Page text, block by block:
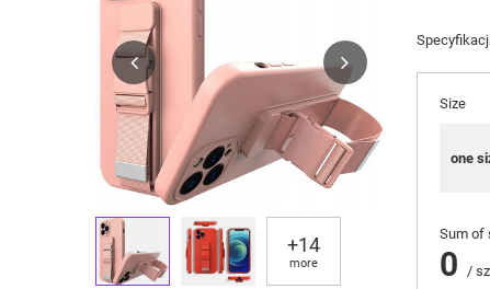
+14
more
Size
one
Sum of
0 /